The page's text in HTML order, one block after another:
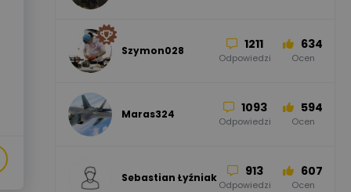
52 45
Szymon028 1211
Odpowiedzi
634
Ocen
Maras324 1093
Odpowiedzi
594
Ocen
Sebastian Łyźniak 913
Odpowiedzi
607
Ocen